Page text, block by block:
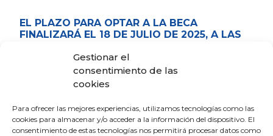
Gestionar el
consentimiento de las
cookies
Para ofrecer las mejores experiencias, utilizamos tecnologías como las
cookies para almacenar y/o acceder a la información del dispositivo. El
consentimiento de estas tecnologías nos permitirá procesar datos como
EL PLAZO PARA OPTAR A LA BECA
FINALIZARÁ EL 18 DE JULIO DE 2025, A LAS
LA DOCUMENTACIÓN REQUERIDA SE
PRESENTARÁ EN LA SECRETARÍA DEL COLEGIO DE
MÉDICOS ANTES DE LA FECHA INDICADA
JURADO CALIFICADOR.